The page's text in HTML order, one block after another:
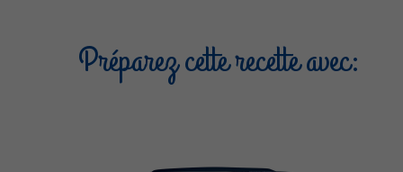
Préparez cette recette avec: